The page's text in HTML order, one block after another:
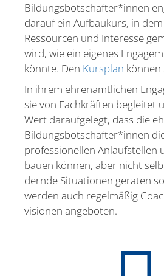
Bildungsbotschafter*innen
darauf ein Aufbaukurs, in
Ressourcen und Interesse
wird, wie ein eigenes
könnte. Den Kursplan können
In ihrem ehren­amt­lichen
sie von Fachkräften begleitet
Wert darauf­gelegt, dass die
Bildungsbotschafter*innen
profes­sio­nellen Anlauf­stellen
bauen können, aber nicht
dernde Situa­tionen geraten
werden auch regel­mäßig
vi­sionen angeboten.